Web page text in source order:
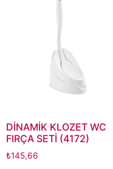
DİNAMİK KLOZET WC
FIRÇA SETİ (4172)
₺145,66